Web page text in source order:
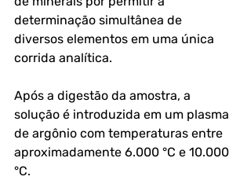
determinação simultânea de
diversos elementos em uma única
corrida analítica.
Após a digestão da amostra, a
solução é introduzida em um plasma
de argônio com temperaturas entre
aproximadamente 6.000 °C e 10.000
°C.